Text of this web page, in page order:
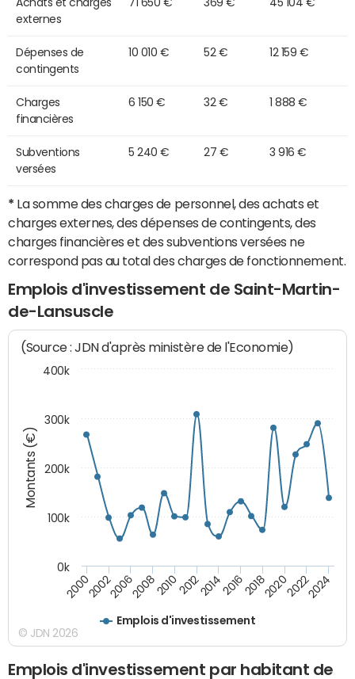
Achats et charges
externes
71 650 € 369 € 45 104 €
Dépenses de
contingents
10 010 € 52 € 12 159 €
Charges
financières
6 150 € 32 € 1 888 €
Subventions
versées
5 240 € 27 € 3 916 €
* La somme des charges de personnel, des achats et
charges externes, des dépenses de contingents, des
charges financières et des subventions versées ne
correspond pas au total des charges de fonctionnement.
Emplois d'investissement de Saint-Martin-
de-Lansuscle
Montants (€)
(Source : JDN d'après ministère de l'Economie)
Emplois d'investissement
200020022006200820102012201420162018202020222024
0k
100k
200k
300k
400k
© JDN 2026
Emplois d'investissement par habitant de